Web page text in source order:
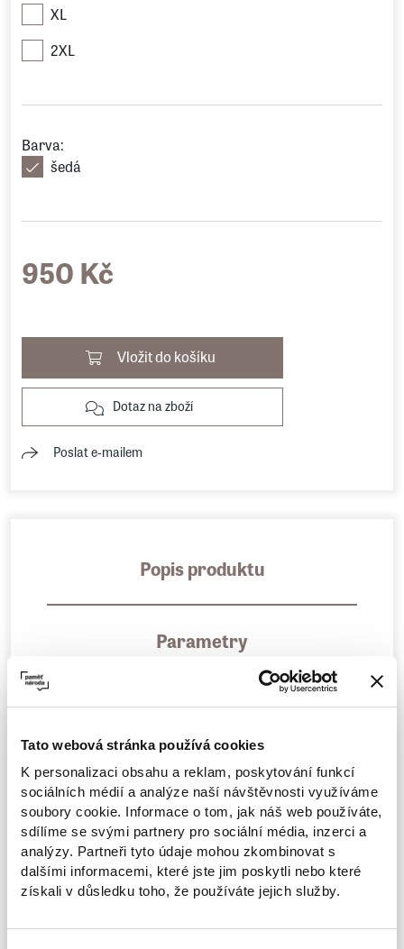
Tato webová stránka používá cookies
K personalizaci obsahu a reklam, poskytování funkcí
sociálních médií a analýze naší návštěvnosti využíváme
soubory cookie. Informace o tom, jak náš web používáte,
sdílíme se svými partnery pro sociální média, inzerci a
analýzy. Partneři tyto údaje mohou zkombinovat s
dalšími informacemi, které jste jim poskytli nebo které
získali v důsledku toho, že používáte jejich služby.
XL
2XL
Barva:
šedá
950 Kč
Vložit do košíku
Dotaz na zboží
Poslat e-mailem
Popis produktu
Parametry
Každý rok na jaře běžíme pro Paměť národa.
Za všechny, kteří to nevzdali. Běžíme abychom
nezapomněli na osudy politických vězňů,
válečných veteránů, obětí holocaustu,
disidentů, všech bojovníků za svobodu.
Mikinu HLAVU VZHŮRU! ale můžete nosit celý
rok.
Více